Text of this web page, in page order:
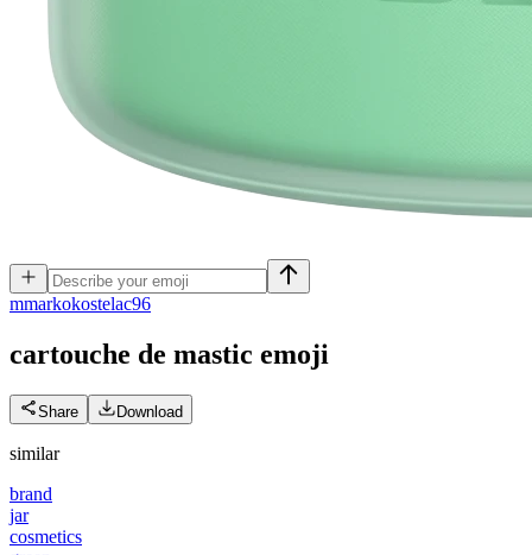
mmarkokostelac96
cartouche de mastic emoji
Share Download
similar
brand
jar
cosmetics